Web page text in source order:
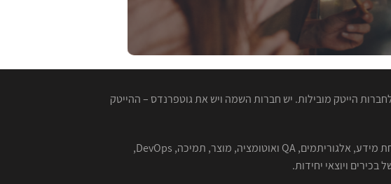
הייטק מובילות. יש חברות השמה ויש את גוטפרנדס – ההייטק
המגייסות המנוסות שלנו מתמחות בהשמה למגוון רחב של תפקידים בהייטק - תוכנה, סייבר, אבטחת מידע, אלגוריתמים, QA ואוטומציה, מוצר, תמיכה, DevOps,